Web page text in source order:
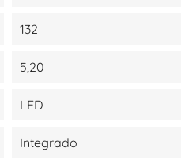
132
5,20
LED
Integrado